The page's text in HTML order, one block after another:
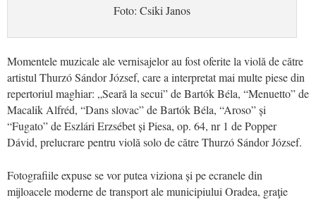
Foto: Csiki Janos
Momentele muzicale ale vernisajelor au fost oferitela violăde către
artistul Thurzó Sándor József, care a interpretat mai multe piese din
repertoriul maghiar: „Seară la secui” de Bartók Béla, “Menuetto” de
Macalik Alfréd, “Dans slovac” de Bartók Béla, “Aroso” și
“Fugato” de Eszlári Erzsébet și Piesa, op. 64, nr 1 de Popper
Dávid, prelucrare pentru violă solo de cătreThurzó Sándor József.
Fotografiile expuse se vor putea viziona și pe ecranele din
mijloacele moderne de transport ale municipiului Oradea, graţie